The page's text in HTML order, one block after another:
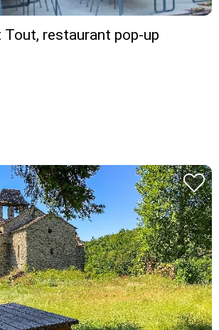
Tout, restaurant pop-up